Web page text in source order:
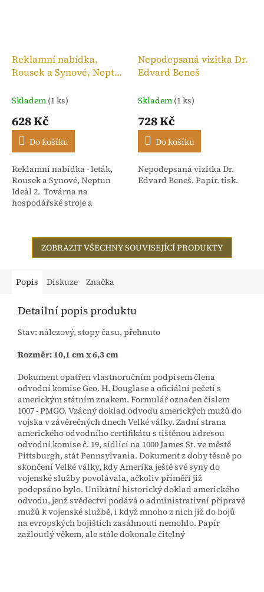
Reklamní nabídka,
Rousek a Synové, Neptun
Skladem (1 ks)
628 Kč
Do košíku
Reklamní nabídka - leták,
Rousek a Synové, Neptun
Ideál 2. Továrna na
hospodářské stroje a
Nepodepsaná vizitka Dr.
Edvard Beneš
Skladem (1 ks)
728 Kč
Do košíku
Nepodepsaná vizitka Dr.
Edvard Beneš. Papír. tisk.
ZOBRAZIT VŠECHNY SOUVISEJÍCÍ PRODUKTY
Popis Diskuze Značka
Detailní popis produktu
Stav: nálezový, stopy času, přehnuto
Rozměr: 10,1 cm x 6,3 cm
Dokument opatřen vlastnoručním podpisem člena
odvodní komise Geo. H. Douglase a oficiální pečetí s
americkým státním znakem. Formulář označen číslem
1007 - PMGO. Vzácný doklad odvodu amerických mužů do
vojska v závěrečných dnech Velké války. Zadní strana
amerického odvodního certifikátu s tištěnou adresou
odvodní komise č. 19, sídlící na 1000 James St. ve městě
Pittsburgh, stát Pennsylvania. Dokument z doby těsně po
skončení Velké války, kdy Amerika ještě své syny do
vojenské služby povolávala, ačkoliv příměří již
podepsáno bylo. Unikátní historický doklad amerického
odvodu, jenž svědectví podává o administrativní přípravě
mužů k vojenské službě, i když mnoho z nich již do bojů
na evropských bojištích zasáhnouti nemohlo. Papír
zažloutlý věkem, ale stále dokonale čitelný